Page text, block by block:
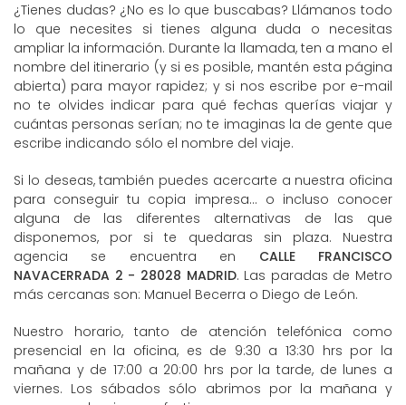
¿Tienes dudas? ¿No es lo que buscabas? Llámanos todo
lo que necesites si tienes alguna duda o necesitas
ampliar la información. Durante la llamada, ten a mano el
nombre del itinerario (y si es posible, mantén esta página
abierta) para mayor rapidez; y si nos escribe por e-mail
no te olvides indicar para qué fechas querías viajar y
cuántas personas serían; no te imaginas la de gente que
escribe indicando sólo el nombre del viaje.
Si lo deseas, también puedes acercarte a nuestra oficina
para conseguir tu copia impresa... o incluso conocer
alguna de las diferentes alternativas de las que
disponemos, por si te quedaras sin plaza. Nuestra
agencia se encuentra en CALLE FRANCISCO
NAVACERRADA 2 - 28028 MADRID. Las paradas de Metro
más cercanas son: Manuel Becerra o Diego de León.
Nuestro horario, tanto de atención telefónica como
presencial en la oficina, es de 9:30 a 13:30 hrs por la
mañana y de 17:00 a 20:00 hrs por la tarde, de lunes a
viernes. Los sábados sólo abrimos por la mañana y